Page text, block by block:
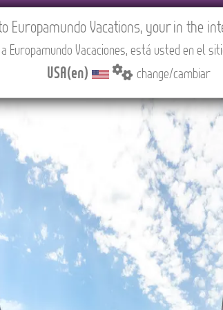
FEATURED ABOUT US CONTACT
Europamundo Vacations, your in the
Europamundo Vacaciones, está usted en el
USA(en) change/cambiar